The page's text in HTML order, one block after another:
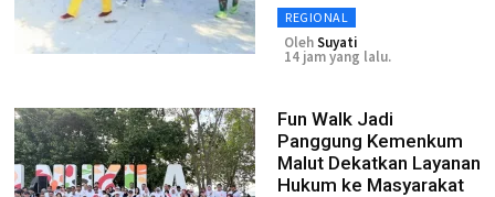
REGIONAL
OlehSuyati
14 jam yang lalu.
Fun Walk Jadi
Panggung Kemenkum
Malut Dekatkan Layanan
Hukum ke Masyarakat